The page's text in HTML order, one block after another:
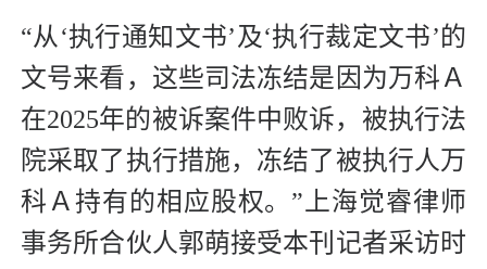
“从‘执行通知文书’及‘执行裁定文书’的
文号来看，这些司法冻结是因为万科Ａ
在2025年的被诉案件中败诉，被执行法
院采取了执行措施，冻结了被执行人万
科Ａ持有的相应股权。”上海觉睿律师
事务所合伙人郭萌接受本刊记者采访时